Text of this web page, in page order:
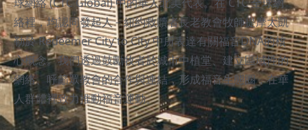
絡裡，均認同發起人－紐約救贖者長老教會牧師提摩太凱
勒於 Redeemer City to City 中所表達有關福音DNA的核
心概念。我們透過鼓勵牧者於城市中植堂、建立區域性的
網絡、呼籲眾教會的合作與連結，形成福音生態圈，在華
人群體裡致力推動福音運動。